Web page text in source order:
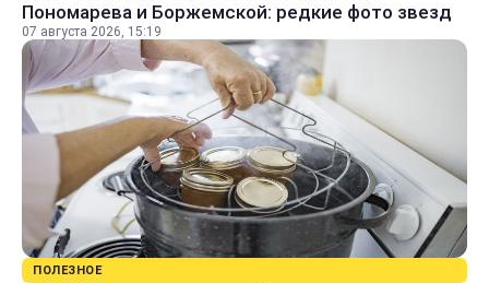
Пономарева и Боржемской: редкие фото звезд
07 августа 2026, 15:19
ПОЛЕЗНОЕ